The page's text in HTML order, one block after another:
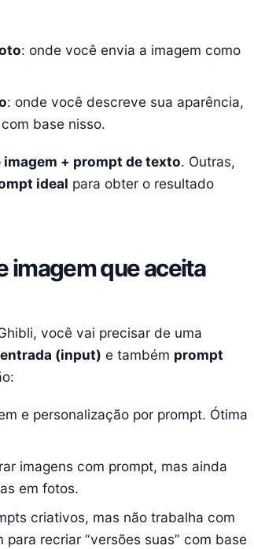
: onde você envia a imagem como
: onde você descreve sua aparência,
base nisso.
imagem + prompt de texto. Outras,
ideal para obter o resultado
imagem que aceita
você vai precisar de uma
(input) e também prompt
e personalização por prompt. Ótima
imagens com prompt, mas ainda
em fotos.
criativos, mas não trabalha com
recriar “versões suas” com base